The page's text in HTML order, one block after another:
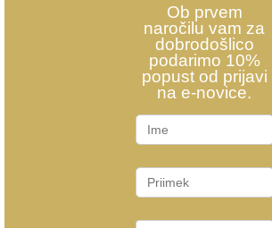
Ob prvem
naročilu vam za
dobrodošlico
podarimo 10%
popust od prijavi
na e-novice.